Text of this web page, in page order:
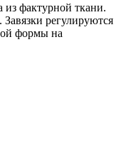
из фактурной ткани.
регулируются
формы на